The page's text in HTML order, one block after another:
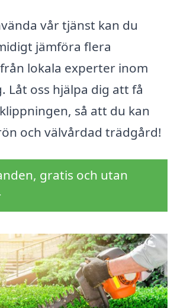
vår tjänst kan du
jämföra flera
lokala experter inom
Låt oss hjälpa dig att få
så att du kan
och välvårdad trädgård!
gratis och utan